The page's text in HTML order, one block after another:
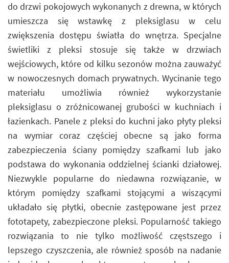
do drzwi pokojowych wykonanych z drewna, w których
umieszcza się wstawkę z pleksiglasu w celu
zwiększenia dostępu światła do wnętrza. Specjalne
świetliki z pleksi stosuje się także w drzwiach
wejściowych, które od kilku sezonów można zauważyć
w nowoczesnych domach prywatnych. Wycinanie tego
materiału umożliwia również wykorzystanie
pleksiglasu o zróżnicowanej grubości w kuchniach i
łazienkach. Panele z pleksi do kuchni jako płyty pleksi
na wymiar coraz częściej obecne są jako forma
zabezpieczenia ściany pomiędzy szafkami lub jako
podstawa do wykonania oddzielnej ścianki działowej.
Niezwykle popularne do niedawna rozwiązanie, w
którym pomiędzy szafkami stojącymi a wiszącymi
układało się płytki, obecnie zastępowane jest przez
fototapety, zabezpieczone pleksi. Popularność takiego
rozwiązania to nie tylko możliwość częstszego i
lepszego czyszczenia, ale również sposób na nadanie